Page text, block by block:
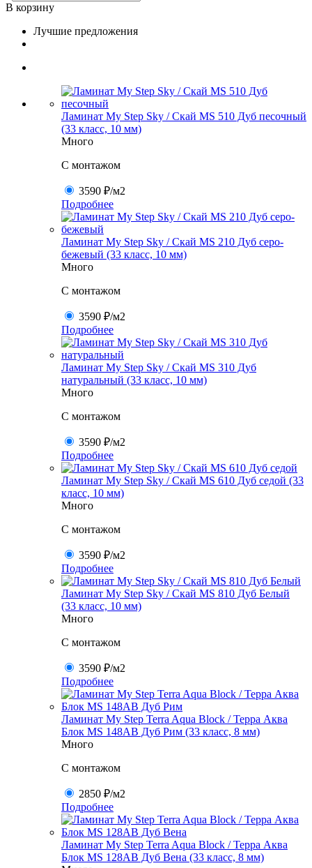
В корзину
Лучшие предложения
Ламинат My Step Sky / Скай MS 510 Дуб песочный
(33 класс, 10 мм)
Много
C монтажом
3590 ₽/м2
Подробнее
Ламинат My Step Sky / Скай MS 210 Дуб серо-
бежевый (33 класс, 10 мм)
Много
C монтажом
3590 ₽/м2
Подробнее
Ламинат My Step Sky / Скай MS 310 Дуб
натуральный (33 класс, 10 мм)
Много
C монтажом
3590 ₽/м2
Подробнее
Ламинат My Step Sky / Скай MS 610 Дуб седой (33
класс, 10 мм)
Много
C монтажом
3590 ₽/м2
Подробнее
Ламинат My Step Sky / Скай MS 810 Дуб Белый
(33 класс, 10 мм)
Много
C монтажом
3590 ₽/м2
Подробнее
Ламинат My Step Terra Aqua Block / Терра Аква
Блок MS 148AB Дуб Рим (33 класс, 8 мм)
Много
C монтажом
2850 ₽/м2
Подробнее
Ламинат My Step Terra Aqua Block / Терра Аква
Блок MS 128AB Дуб Вена (33 класс, 8 мм)